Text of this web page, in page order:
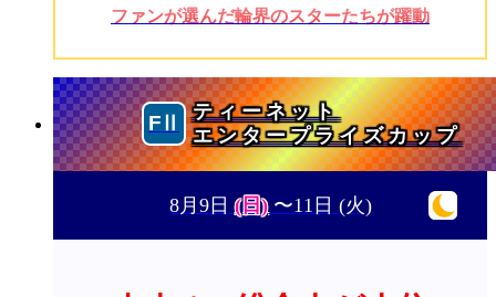
ファンが選んだ輪界のスターたちが躍動
ティーネット
エンタープライズカップ
8月9日(日)〜11日(火)